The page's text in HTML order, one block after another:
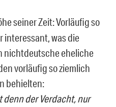
seiner Zeit: Vorläufig so
interessant, was die
nichtdeutsche eheliche
vorläufig so ziemlich
behielten:
der Verdacht, nur